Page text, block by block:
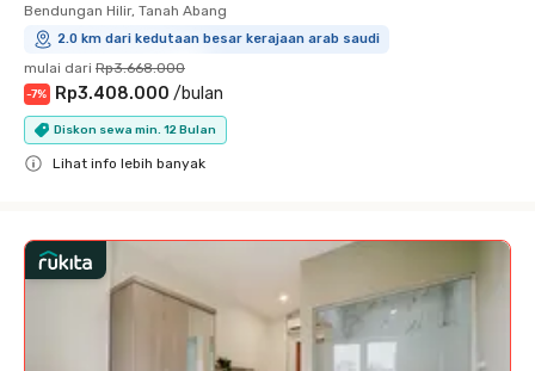
Bendungan Hilir, Tanah Abang
2.0 km dari kedutaan besar kerajaan arab saudi
mulai dari Rp3.668.000
-7% Rp3.408.000 /bulan
Diskon sewa min. 12 Bulan
Lihat info lebih banyak